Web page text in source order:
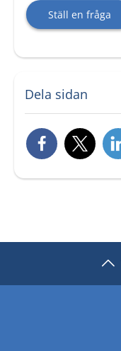
Ställ en fråga
Dela sidan